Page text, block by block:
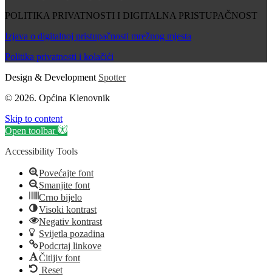
POLITIKA PRIVATNOSTI I DIGITALNA PRISTUPAČNOST
Izjava o digitalnoj pristupačnosti mrežnog mjesta
Politika privatnosti i kolačići
Design & Development Spotter
© 2026. Općina Klenovnik
Skip to content
Open toolbar
Accessibility Tools
Povećajte font
Smanjite font
Crno bijelo
Visoki kontrast
Negativ kontrast
Svijetla pozadina
Podcrtaj linkove
Čitljiv font
Reset